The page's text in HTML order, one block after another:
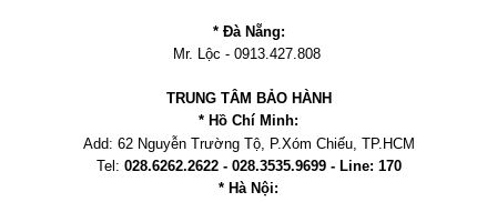
* Đà Nẵng:
Mr. Lộc - 0913.427.808
TRUNG TÂM BẢO HÀNH
* Hồ Chí Minh:
Add: 62 Nguyễn Trường Tộ, P.Xóm Chiếu, TP.HCM
Tel: 028.6262.2622 - 028.3535.9699 - Line: 170
* Hà Nội: